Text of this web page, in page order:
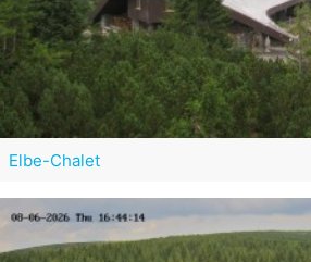
Elbe-Chalet